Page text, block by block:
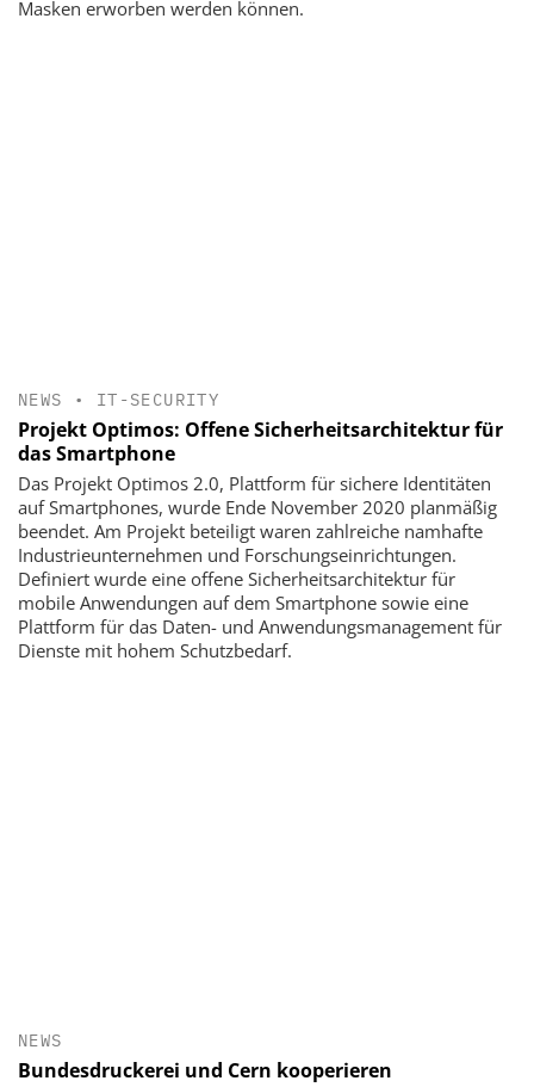
Masken erworben werden können.
NEWS • IT-SECURITY
Projekt Optimos: Offene Sicherheitsarchitektur für
das Smartphone
Das Projekt Optimos 2.0, Plattform für sichere Identitäten
auf Smartphones, wurde Ende November 2020 planmäßig
beendet. Am Projekt beteiligt waren zahlreiche namhafte
Industrieunternehmen und Forschungseinrichtungen.
Definiert wurde eine offene Sicherheitsarchitektur für
mobile Anwendungen auf dem Smartphone sowie eine
Plattform für das Daten- und Anwendungsmanagement für
Dienste mit hohem Schutzbedarf.
NEWS
Bundesdruckerei und Cern kooperieren